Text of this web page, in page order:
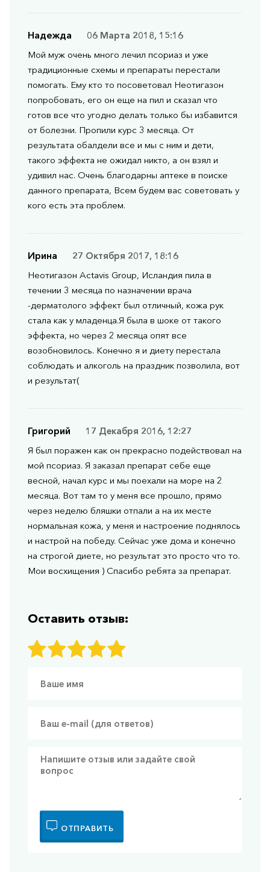
Надежда
06 Марта 2018, 15:16
Мой муж очень много лечил псориаз и уже
традиционные схемы и препараты перестали
помогать. Ему кто то посоветовал Неотигазон
попробовать, его он еще на пил и сказал что
готов все что угодно делать только бы избавится
от болезни. Пропили курс 3 месяца. От
результата обалдели все и мы с ним и дети,
такого эффекта не ожидал никто, а он взял и
удивил нас. Очень благодарны аптеке в поиске
данного препарата, Всем будем вас советовать у
кого есть эта проблем.
Ирина
27 Октября 2017, 18:16
Неотигазон Actavis Group, Исландия пила в
течении 3 месяца по назначении врача
-дерматолого эффект был отличный, кожа рук
стала как у младенца.Я была в шоке от такого
эффекта, но через 2 месяца опят все
возобновилось. Конечно я и диету перестала
соблюдать и алкоголь на праздник позволила, вот
и результат(
Григорий
17 Декабря 2016, 12:27
Я был поражен как он прекрасно подействовал на
мой псориаз. Я заказал препарат себе еще
весной, начал курс и мы поехали на море на 2
месяца. Вот там то у меня все прошло, прямо
через неделю бляшки отпали а на их месте
нормальная кожа, у меня и настроение поднялось
и настрой на победу. Сейчас уже дома и конечно
на строгой диете, но результат это просто что то.
Мои восхищения ) Спасибо ребята за препарат.
Оставить отзыв:
ОТПРАВИТЬ